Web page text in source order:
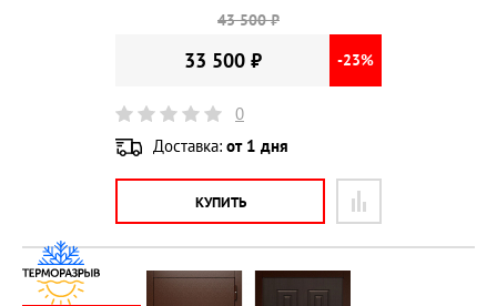
43 500 ₽
33 500 ₽ -23%
0
Доставка: от 1 дня
КУПИТЬ